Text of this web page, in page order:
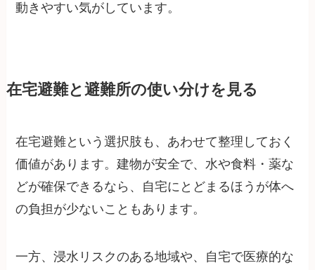
動きやすい気がしています。
在宅避難と避難所の使い分けを見る
在宅避難という選択肢も、あわせて整理しておく
価値があります。建物が安全で、水や食料・薬な
どが確保できるなら、自宅にとどまるほうが体へ
の負担が少ないこともあります。
一方、浸水リスクのある地域や、自宅で医療的な